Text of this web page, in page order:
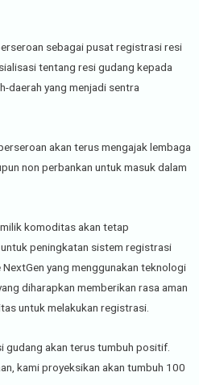
sebagai pusat registrasi resi
tentang resi gudang kepada
daerah yang menjadi sentra
akan terus mengajak lembaga
non perbankan untuk masuk dalam
komoditas akan tetap
peningkatan sistem registrasi
yang menggunakan teknologi
diharapkan memberikan rasa aman
untuk melakukan registrasi.
gudang akan terus tumbuh positif.
kami proyeksikan akan tumbuh 100